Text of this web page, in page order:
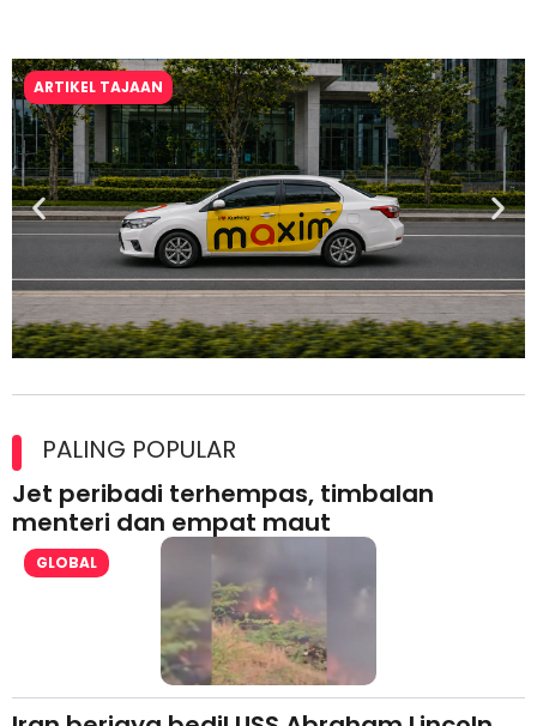
ARTIKEL TAJAAN
lesen separuh pertama 2026
PALING POPULAR
Jet peribadi terhempas, timbalan
menteri dan empat maut
GLOBAL